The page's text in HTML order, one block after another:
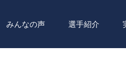
みんなの声 選手紹介